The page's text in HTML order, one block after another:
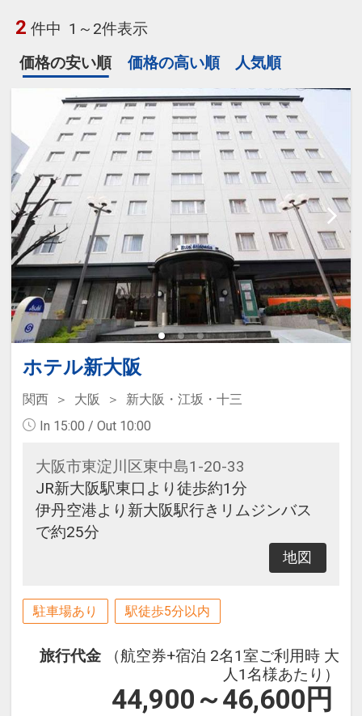
2 件中 1～2件表示
価格の安い順
価格の高い順 人気順
ホテル新大阪
関西 大阪
新大阪・江坂・十三
In 15:00 / Out 10:00
大阪市東淀川区東中島1-20-33
JR新大阪駅東口より徒歩約1分
伊丹空港より新大阪駅行きリムジンバス
で約25分
地図
駐車場あり 駅徒歩5分以内
旅行代金
（航空券+宿泊 2名1室ご利用時 大
人1名様あたり）
44,900～46,600 円